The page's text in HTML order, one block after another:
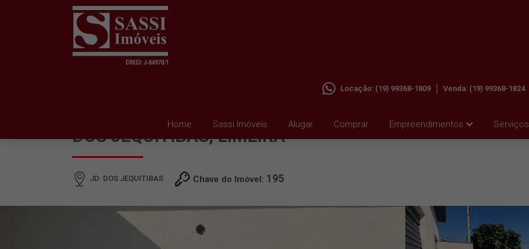
Home Sassi Imóveis Alugar Comprar Empreendimentos Serviços
Locação: (19) 99368-1809 Venda: (19) 99368-1824
DOS JEQUITIBAS, LIMEIRA
JD. DOS JEQUITIBAS Chave do Imóvel: 195